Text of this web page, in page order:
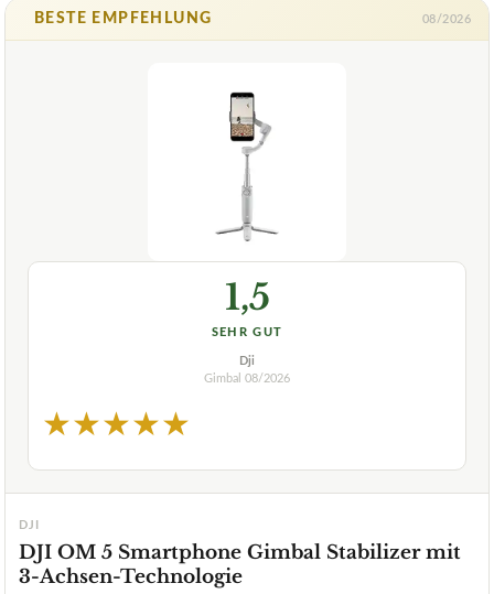
BESTE EMPFEHLUNG 08/2026
1,5
SEHR GUT
Dji
Gimbal 08/2026
★★★★★
DJI
DJI OM 5 Smartphone Gimbal Stabilizer mit
3-Achsen-Technologie